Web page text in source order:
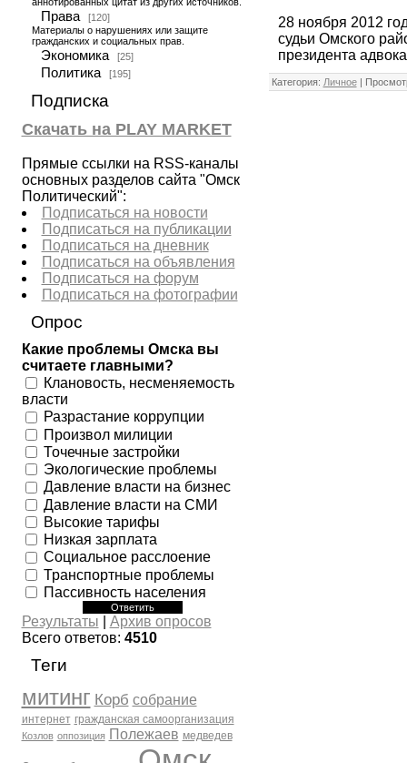
Права
[120]
Материалы о нарушениях или защите
гражданских и социальных прав.
Экономика [25]
Политика [195]
Подписка
Скачать на PLAY MARKET
Прямые ссылки на RSS-каналы
основных разделов сайта "Омск
Политический":
Подписаться на новости
Подписаться на публикации
Подписаться на дневник
Подписаться на объявления
Подписаться на форум
Подписаться на фотографии
Опрос
Какие проблемы Омска вы
считаете главными?
Клановость, несменяемость
власти
Разрастание коррупции
Произвол милиции
Точечные застройки
Экологические проблемы
Давление власти на бизнес
Давление власти на СМИ
Высокие тарифы
Низкая зарплата
Социальное расслоение
Транспортные проблемы
Пассивность населения
Результаты
Архив опросов
Всего ответов: 4510
Теги
митинг Корб собрание
интернет гражданская самоорганизация
Козлов оппозиция Полежаев медведев
28 ноября 2012
судьи Омского
президента
Категория: Личное|